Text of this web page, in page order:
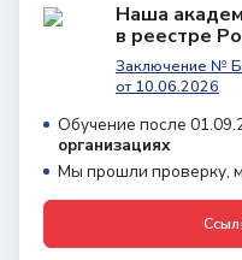
Наша
в реестре
Заключение №
от 10.06.2026
Обучение после
организациях
Мы прошли проверку,